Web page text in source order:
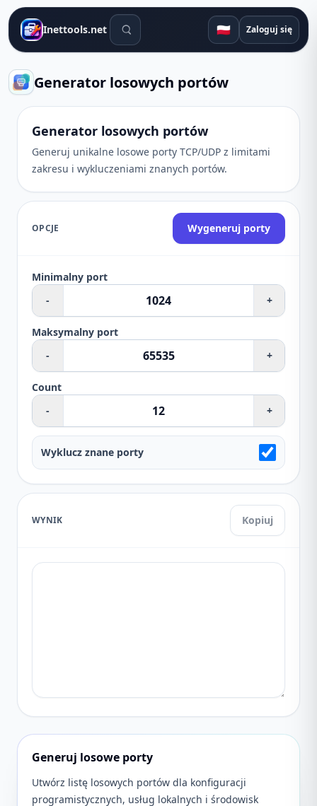
Inettools.net Narzędzia wyszukiwania
🇵🇱 Zaloguj się
Generator losowych portów
Generator losowych portów
Generuj unikalne losowe porty TCP/UDP z limitami
zakresu i wykluczeniami znanych portów.
OPCJE Wygeneruj porty
Minimalny port
-
+
Maksymalny port
-
+
Count
-
+
Wyklucz znane porty
WYNIK Kopiuj
Generuj losowe porty
Utwórz listę losowych portów dla konfiguracji
programistycznych, usług lokalnych i środowisk